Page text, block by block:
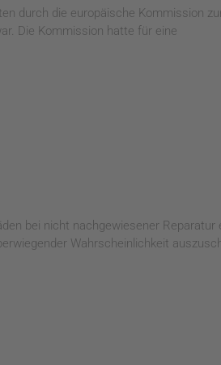
durch die europäische Kommission
Die Kommission hatte für eine
bei nicht nachgewiesener Reparatur
Wahrscheinlichkeit